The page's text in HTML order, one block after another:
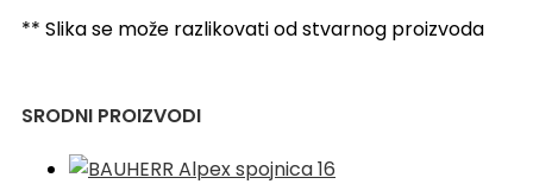
1/2",
** Slika se može razlikovati od stvarnog proizvoda
SRODNI PROIZVODI